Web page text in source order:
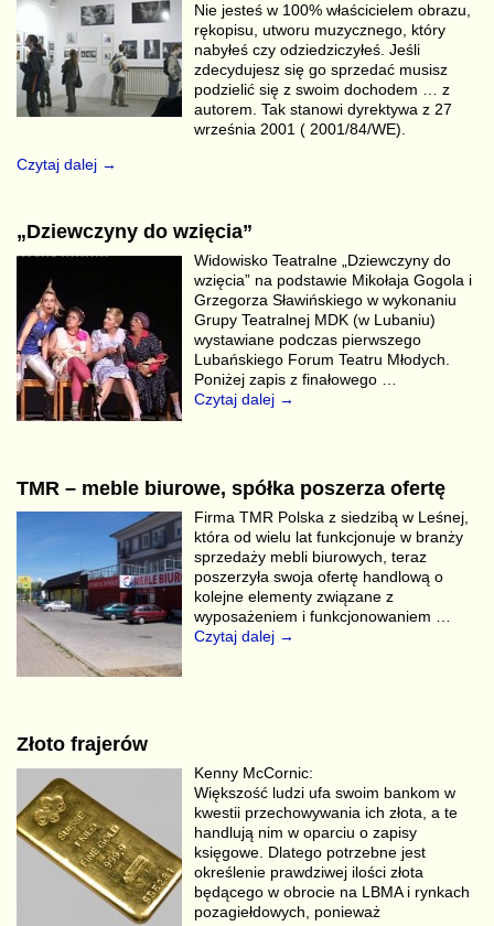
Nie jesteś w 100% właścicielem obrazu,
rękopisu, utworu muzycznego, który
nabyłeś czy odziedziczyłeś. Jeśli
zdecydujesz się go sprzedać musisz
podzielić się z swoim dochodem … z
autorem. Tak stanowi dyrektywa z 27
września 2001 ( 2001/84/WE).
Czytaj dalej →
„Dziewczyny do wzięcia”
Widowisko Teatralne „Dziewczyny do
wzięcia” na podstawie Mikołaja Gogola i
Grzegorza Sławińskiego w wykonaniu
Grupy Teatralnej MDK (w Lubaniu)
wystawiane podczas pierwszego
Lubańskiego Forum Teatru Młodych.
Poniżej zapis z finałowego …
Czytaj dalej →
TMR – meble biurowe, spółka poszerza ofertę
Firma TMR Polska z siedzibą w Leśnej,
która od wielu lat funkcjonuje w branży
sprzedaży mebli biurowych, teraz
poszerzyła swoja ofertę handlową o
kolejne elementy związane z
wyposażeniem i funkcjonowaniem
Czytaj dalej →
Złoto frajerów
Kenny McCornic:
Większość ludzi ufa swoim bankom w
kwestii przechowywania ich złota, a te
handlują nim w oparciu o zapisy
księgowe. Dlatego potrzebne jest
określenie prawdziwej ilości złota
będącego w obrocie na LBMA i rynkach
pozagiełdowych, ponieważ